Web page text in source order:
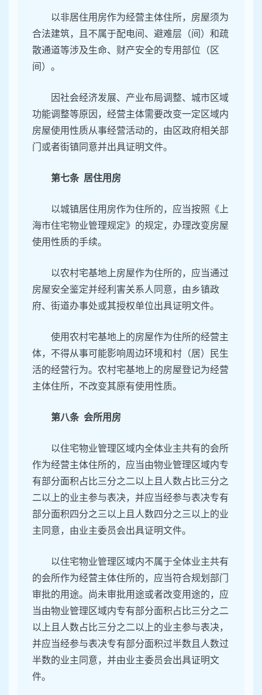
以非居住用房作为经营主体住所，房屋须为
合法建筑，且不属于配电间、避难层（间）和疏
散通道等涉及生命、财产安全的专用部位（区
间）。
因社会经济发展、产业布局调整、城市区域
功能调整等原因，经营主体需要改变一定区域内
房屋使用性质从事经营活动的，由区政府相关部
门或者街镇同意并出具证明文件。
第七条 居住用房
以城镇居住用房作为住所的，应当按照《上
海市住宅物业管理规定》的规定，办理改变房屋
使用性质的手续。
以农村宅基地上房屋作为住所的，应当通过
房屋安全鉴定并经利害关系人同意，由乡镇政
府、街道办事处或其授权单位出具证明文件。
使用农村宅基地上的房屋作为住所的经营主
体，不得从事可能影响周边环境和村（居）民生
活的经营行为。农村宅基地上的房屋登记为经营
主体住所，不改变其原有使用性质。
第八条 会所用房
以住宅物业管理区域内全体业主共有的会所
作为经营主体住所的，应当由物业管理区域内专
有部分面积占比三分之二以上且人数占比三分之
二以上的业主参与表决，并应当经参与表决专有
部分面积四分之三以上且人数四分之三以上的业
主同意，由业主委员会出具证明文件。
以住宅物业管理区域内不属于全体业主共有
的会所作为经营主体住所的，应当符合规划部门
审批的用途。尚未审批用途或者改变用途的，应
当由物业管理区域内专有部分面积占比三分之二
以上且人数占比三分之二以上的业主参与表决，
并应当经参与表决专有部分面积过半数且人数过
半数的业主同意，并由业主委员会出具证明文
件。